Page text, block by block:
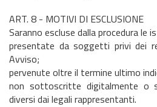
ART. 8 - MOTIVI DI ESCLUSIONE
Saranno escluse dalla procedura le
presentate da soggetti privi dei
Avviso;
pervenute oltre il termine ultimo
non sottoscritte digitalmente o
diversi dai legali rappresentanti.